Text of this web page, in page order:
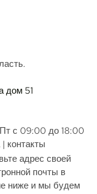
дом 51
с 09:00 до 18:00
контакты
адрес своей
почты в
ниже и мы будем